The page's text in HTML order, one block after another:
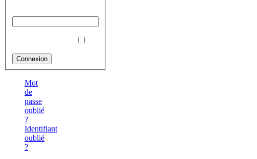
Mot
de
passe
oublié
?
Identifiant
oublié
?